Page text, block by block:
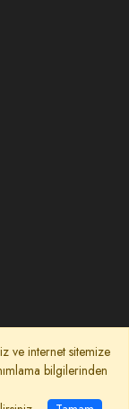
ve internet sitemize
bilgilerinden